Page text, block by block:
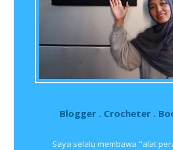
Blogger . Crocheter .
Saya selalu membawa "alat